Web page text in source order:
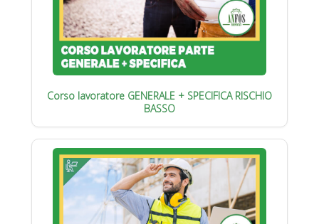
Corso lavoratore GENERALE + SPECIFICA RISCHIO
BASSO